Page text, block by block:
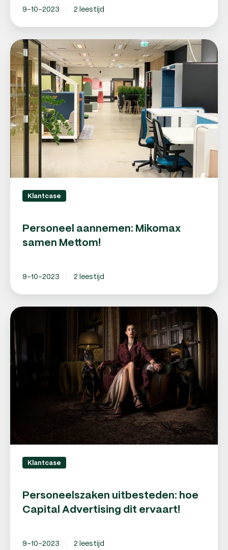
9-10-2023 2 leestijd
Personeel
aannemen:
Mikomax
samen
Mettom!
Klantcase
Personeel aannemen: Mikomax
samen Mettom!
9-10-2023 2 leestijd
Personeelszaken
uitbesteden:
hoe
Capital
Advertising
dit
ervaart!
Klantcase
Personeelszaken uitbesteden: hoe
Capital Advertising dit ervaart!
9-10-2023 2 leestijd